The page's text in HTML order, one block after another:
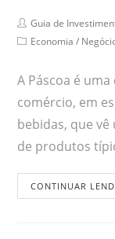
Guia de
Economia /
A Páscoa é
comércio, em
bebidas, que
de produtos
CONTINUAR